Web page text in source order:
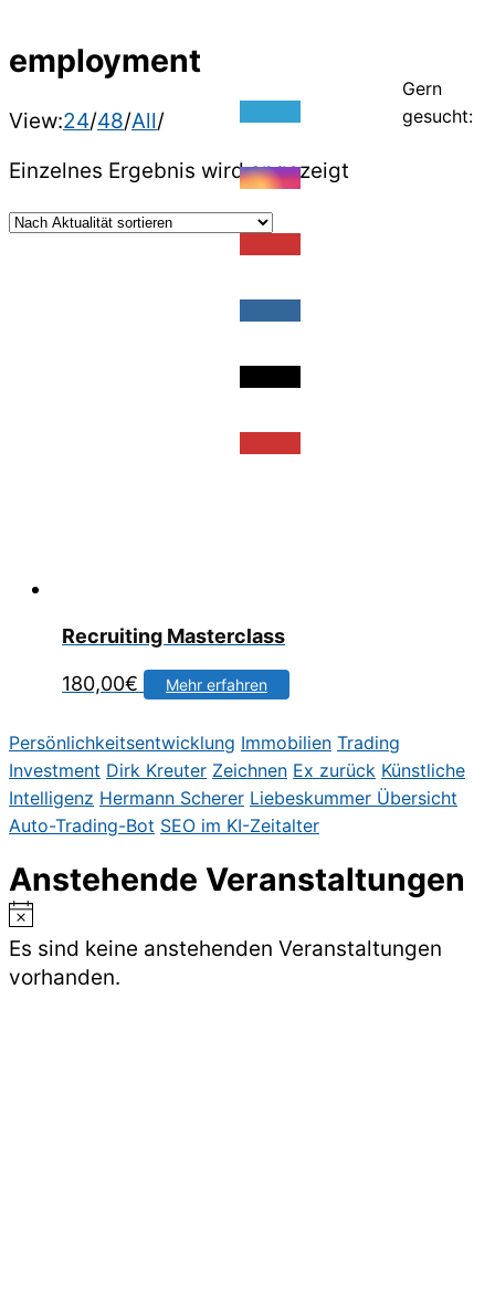
employment
View:24/48/All/
Einzelnes Ergebnis wird angezeigt
Recruiting Masterclass
180,00€ Mehr erfahren
Gern
gesucht:
Persönlichkeitsentwicklung Immobilien Trading
Investment Dirk Kreuter Zeichnen Ex zurück Künstliche
Intelligenz Hermann Scherer Liebeskummer Übersicht
Auto-Trading-Bot SEO im KI-Zeitalter
Anstehende Veranstaltungen
Es sind keine anstehenden Veranstaltungen
vorhanden.